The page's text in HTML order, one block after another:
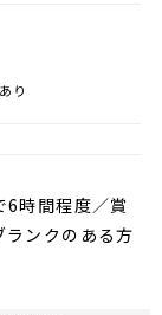
り
時間程度／賞
ンクのある方